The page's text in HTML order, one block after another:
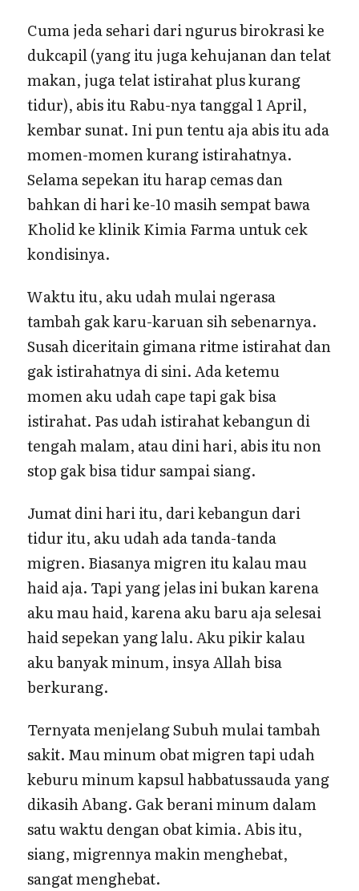
Cuma jeda sehari dari ngurus birokrasi ke
dukcapil (yang itu juga kehujanan dan telat
makan, juga telat istirahat plus kurang
tidur), abis itu Rabu-nya tanggal 1 April,
kembar sunat. Ini pun tentu aja abis itu ada
momen-momen kurang istirahatnya.
Selama sepekan itu harap cemas dan
bahkan di hari ke-10 masih sempat bawa
Kholid ke klinik Kimia Farma untuk cek
kondisinya.
Waktu itu, aku udah mulai ngerasa
tambah gak karu-karuan sih sebenarnya.
Susah diceritain gimana ritme istirahat dan
gak istirahatnya di sini. Ada ketemu
momen aku udah cape tapi gak bisa
istirahat. Pas udah istirahat kebangun di
tengah malam, atau dini hari, abis itu non
stop gak bisa tidur sampai siang.
Jumat dini hari itu, dari kebangun dari
tidur itu, aku udah ada tanda-tanda
migren. Biasanya migren itu kalau mau
haid aja. Tapi yang jelas ini bukan karena
aku mau haid, karena aku baru aja selesai
haid sepekan yang lalu. Aku pikir kalau
aku banyak minum, insya Allah bisa
berkurang.
Ternyata menjelang Subuh mulai tambah
sakit. Mau minum obat migren tapi udah
keburu minum kapsul habbatussauda yang
dikasih Abang. Gak berani minum dalam
satu waktu dengan obat kimia. Abis itu,
siang, migrennya makin menghebat,
sangat menghebat.